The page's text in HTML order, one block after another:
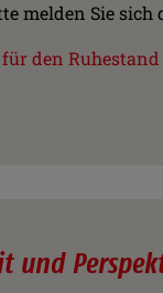
melden Sie
den Ruhestand
und